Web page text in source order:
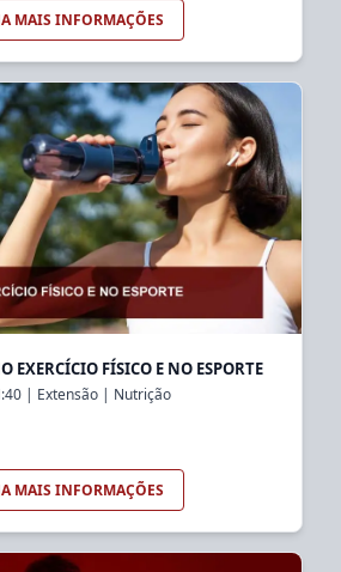
MAIS INFORMAÇÕES
EXERCÍCIO FÍSICO E NO ESPORTE
40| Extensão| Nutrição
MAIS INFORMAÇÕES